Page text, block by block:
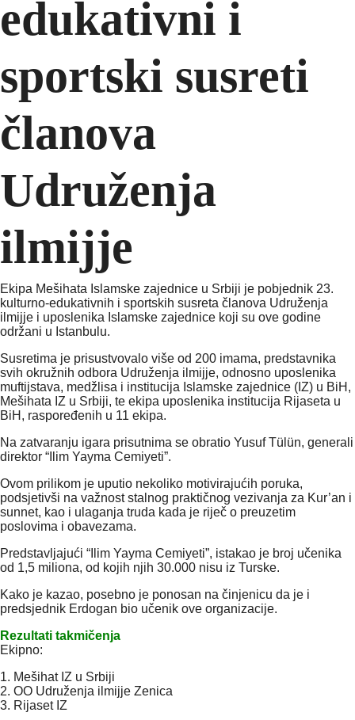
edukativni i
sportski susreti
članova
Udruženja
ilmijje
Ekipa Mešihata Islamske zajednice u Srbiji je pobjednik 23.
kulturno-edukativnih i sportskih susreta članova Udruženja
ilmijje i uposlenika Islamske zajednice koji su ove godine
održani u Istanbulu.
Susretima je prisustvovalo više od 200 imama, predstavnika
svih okružnih odbora Udruženja ilmijje, odnosno uposlenika
muftijstava, medžlisa i institucija Islamske zajednice (IZ) u BiH,
Mešihata IZ u Srbiji, te ekipa uposlenika institucija Rijaseta u
BiH, raspoređenih u 11 ekipa.
Na zatvaranju igara prisutnima se obratio Yusuf Tülün, generali
direktor “Ilim Yayma Cemiyeti”.
Ovom prilikom je uputio nekoliko motivirajućih poruka,
podsjetivši na važnost stalnog praktičnog vezivanja za Kur’an i
sunnet, kao i ulaganja truda kada je riječ o preuzetim
poslovima i obavezama.
Predstavljajući “Ilim Yayma Cemiyeti”, istakao je broj učenika
od 1,5 miliona, od kojih njih 30.000 nisu iz Turske.
Kako je kazao, posebno je ponosan na činjenicu da je i
predsjednik Erdogan bio učenik ove organizacije.
Rezultati takmičenja
Ekipno:
1. Mešihat IZ u Srbiji
2. OO Udruženja ilmijje Zenica
3. Rijaset IZ